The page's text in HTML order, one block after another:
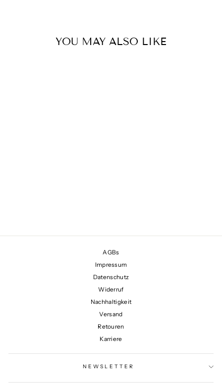
YOU MAY ALSO LIKE
AGBs
Impressum
Datenschutz
Widerruf
Nachhaltigkeit
Versand
Retouren
Karriere
NEWSLETTER